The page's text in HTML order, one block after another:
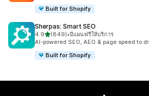
Built for Shopify
Sherpas: Smart SEO
4.9เต็ม 5 ดาว
(849)
ทั้งหมด 849 รีวิว
•มีแผนฟรีให้บริการ
AI-powered SEO, AEO & page speed to
Built for Shopify